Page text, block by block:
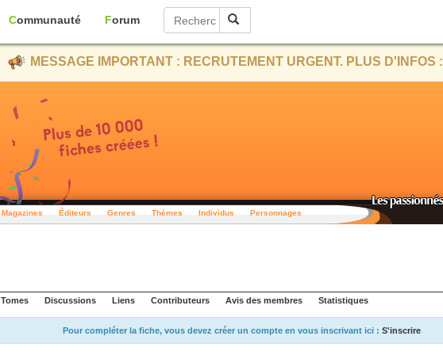
Communauté Forum
MESSAGE IMPORTANT : RECRUTEMENT URGENT. PLUS D'INFOS :
Magazines Éditeurs Genres Thèmes Individus Personnages
Tomes Discussions Liens Contributeurs Avis des membres Statistiques
Pour compléter la fiche, vous devez créer un compte en vous inscrivant ici : S'inscrire